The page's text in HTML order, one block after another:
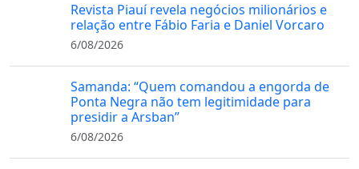
Revista Piauí revela negócios milionários e
relação entre Fábio Faria e Daniel Vorcaro
6/08/2026
Samanda: “Quem comandou a engorda de
Ponta Negra não tem legitimidade para
presidir a Arsban”
6/08/2026